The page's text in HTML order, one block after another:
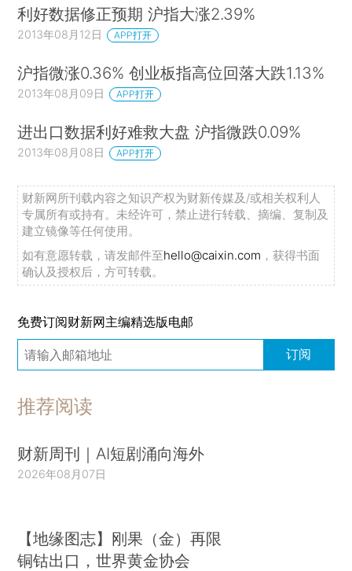
利好数据修正预期 沪指大涨2.39%
2013年08月12日 APP打开
沪指微涨0.36% 创业板指高位回落大跌1.13%
2013年08月09日 APP打开
进出口数据利好难救大盘 沪指微跌0.09%
2013年08月08日 APP打开
财新网所刊载内容之知识产权为财新传媒及/或相关权利人
专属所有或持有。未经许可，禁止进行转载、摘编、复制及
建立镜像等任何使用。
如有意愿转载，请发邮件至hello@caixin.com ，获得书面
确认及授权后，方可转载。
免费订阅财新网主编精选版电邮
订阅
推荐阅读
财新周刊｜AI短剧涌向海外
2026年08月07日
【地缘图志】刚果（金）再限
铜钴出口，世界黄金协会